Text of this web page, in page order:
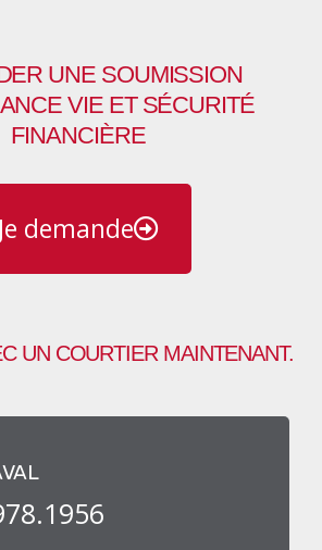
UNE SOUMISSION
VIE ET SÉCURITÉ
FINANCIÈRE
Je demande
UN COURTIER MAINTENANT.